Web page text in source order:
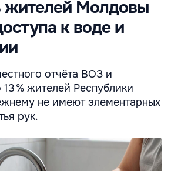
жителей Молдовы
к воде и
отчёта ВОЗ и
% жителей Республики
не имеют элементарных
рук.